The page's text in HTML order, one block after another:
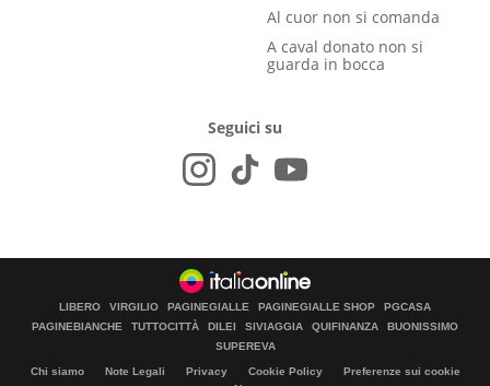
Al cuor non si comanda
A caval donato non si
guarda in bocca
Seguici su
LIBERO VIRGILIO PAGINEGIALLE PAGINEGIALLE SHOP
PGCASA
PAGINEBIANCHE
TUTTOCITTÀ DILEI SIVIAGGIA QUIFINANZA
BUONISSIMO
SUPEREVA
Chi siamo Note Legali Privacy Cookie Policy
Preferenze sui cookie